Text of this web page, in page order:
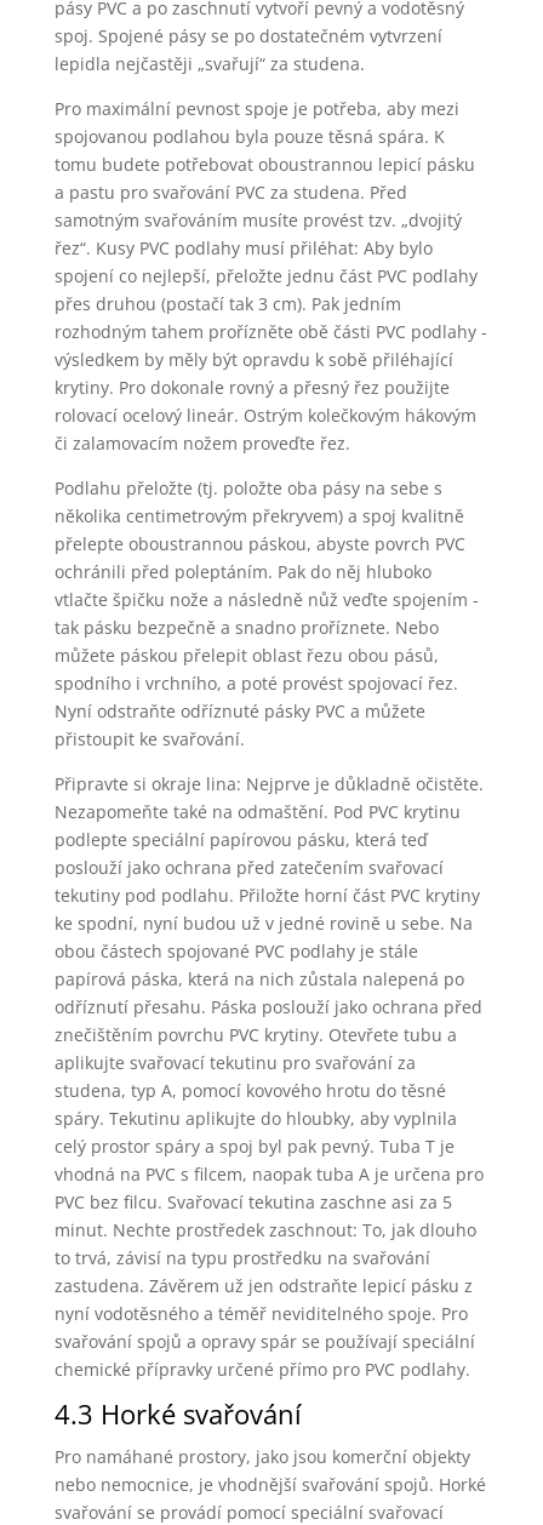
pásy PVC a po zaschnutí vytvoří pevný a vodotěsný
spoj. Spojené pásy se po dostatečném vytvrzení
lepidla nejčastěji „svařují“ za studena.
Pro maximální pevnost spoje je potřeba, aby mezi
spojovanou podlahou byla pouze těsná spára. K
tomu budete potřebovat oboustrannou lepicí pásku
a pastu pro svařování PVC za studena. Před
samotným svařováním musíte provést tzv. „dvojitý
řez“. Kusy PVC podlahy musí přiléhat: Aby bylo
spojení co nejlepší, přeložte jednu část PVC podlahy
přes druhou (postačí tak 3 cm). Pak jedním
rozhodným tahem prořízněte obě části PVC podlahy -
výsledkem by měly být opravdu k sobě přiléhající
krytiny. Pro dokonale rovný a přesný řez použijte
rolovací ocelový lineár. Ostrým kolečkovým hákovým
či zalamovacím nožem proveďte řez.
Podlahu přeložte (tj. položte oba pásy na sebe s
několika centimetrovým překryvem) a spoj kvalitně
přelepte oboustrannou páskou, abyste povrch PVC
ochránili před poleptáním. Pak do něj hluboko
vtlačte špičku nože a následně nůž veďte spojením -
tak pásku bezpečně a snadno proříznete. Nebo
můžete páskou přelepit oblast řezu obou pásů,
spodního i vrchního, a poté provést spojovací řez.
Nyní odstraňte odříznuté pásky PVC a můžete
přistoupit ke svařování.
Připravte si okraje lina: Nejprve je důkladně očistěte.
Nezapomeňte také na odmaštění. Pod PVC krytinu
podlepte speciální papírovou pásku, která teď
poslouží jako ochrana před zatečením svařovací
tekutiny pod podlahu. Přiložte horní část PVC krytiny
ke spodní, nyní budou už v jedné rovině u sebe. Na
obou částech spojované PVC podlahy je stále
papírová páska, která na nich zůstala nalepená po
odříznutí přesahu. Páska poslouží jako ochrana před
znečištěním povrchu PVC krytiny. Otevřete tubu a
aplikujte svařovací tekutinu pro svařování za
studena, typ A, pomocí kovového hrotu do těsné
spáry. Tekutinu aplikujte do hloubky, aby vyplnila
celý prostor spáry a spoj byl pak pevný. Tuba T je
vhodná na PVC s filcem, naopak tuba A je určena pro
PVC bez filcu. Svařovací tekutina zaschne asi za 5
minut. Nechte prostředek zaschnout: To, jak dlouho
to trvá, závisí na typu prostředku na svařování
zastudena. Závěrem už jen odstraňte lepicí pásku z
nyní vodotěsného a téměř neviditelného spoje. Pro
svařování spojů a opravy spár se používají speciální
chemické přípravky určené přímo pro PVC podlahy.
4.3 Horké svařování
Pro namáhané prostory, jako jsou komerční objekty
nebo nemocnice, je vhodnější svařování spojů. Horké
svařování se provádí pomocí speciální svařovací